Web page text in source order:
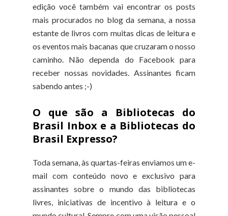
edição você também vai encontrar os posts
mais procurados no blog da semana, a nossa
estante de livros com muitas dicas de leitura e
os eventos mais bacanas que cruzaram o nosso
caminho. Não dependa do Facebook para
receber nossas novidades. Assinantes ficam
sabendo antes ;-)
O que são a Bibliotecas do
Brasil Inbox e a Bibliotecas do
Brasil Expresso?
Toda semana, às quartas-feiras enviamos um e-
mail com conteúdo novo e exclusivo para
assinantes sobre o mundo das bibliotecas
livres, iniciativas de incentivo à leitura e o